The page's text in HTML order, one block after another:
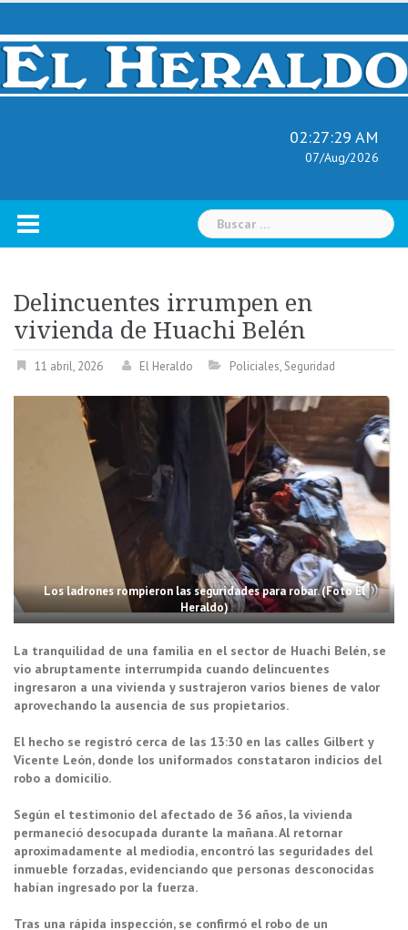
Skip
content
02:27:30 AM
07/Aug/2026
Buscar:
Delincuentes irrumpen en
vivienda de Huachi Belén
11 abril, 2026 El Heraldo Policiales, Seguridad
Los ladrones rompieron las seguridades para robar. (Foto El
Heraldo)
La tranquilidad de una familia en el sector de Huachi Belén, se
vio abruptamente interrumpida cuando delincuentes
ingresaron a una vivienda y sustrajeron varios bienes de valor
aprovechando la ausencia de sus propietarios.
El hecho se registró cerca de las 13:30 en las calles Gilbert y
Vicente León, donde los uniformados constataron indicios del
robo a domicilio.
Según el testimonio del afectado de 36 años, la vivienda
permaneció desocupada durante la mañana. Al retornar
aproximadamente al mediodía, encontró las seguridades del
inmueble forzadas, evidenciando que personas desconocidas
habían ingresado por la fuerza.
Tras una rápida inspección, se confirmó el robo de un